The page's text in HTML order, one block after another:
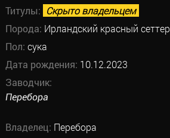
Титулы: Скрыто владельцем
Порода: Ирландский красный сеттер
Пол: сука
Дата рождения: 10.12.2023
Заводчик:
Перебора
Владелец: Перебора